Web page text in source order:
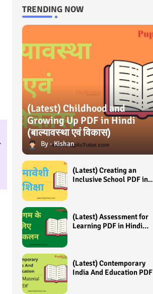
TRENDING NOW
(Latest) Childhood and
Growing Up PDF in Hindi
(बाल्यावस्था एवं विकास)
Kishan
(Latest) Creating an
Inclusive School PDF in
(Latest) Assessment for
Learning PDF in Hindi
(Latest) Contemporary
India And Education PDF